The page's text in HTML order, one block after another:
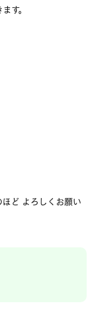
す。
ど よろしくお願い